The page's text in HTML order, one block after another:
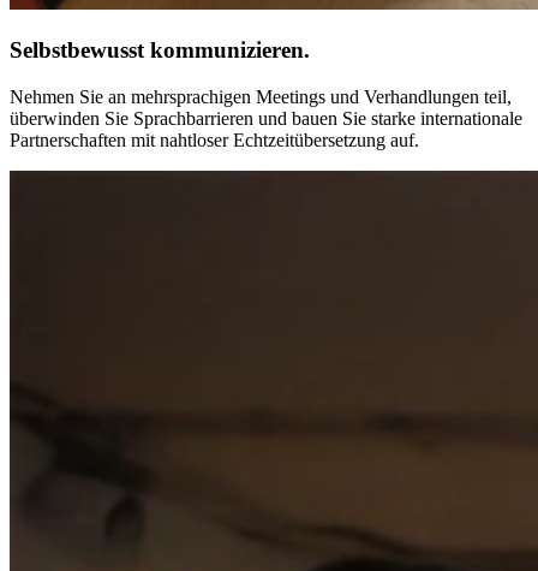
Selbstbewusst kommunizieren.
Nehmen Sie an mehrsprachigen Meetings und Verhandlungen teil,
überwinden Sie Sprachbarrieren und bauen Sie starke internationale
Partnerschaften mit nahtloser Echtzeitübersetzung auf.